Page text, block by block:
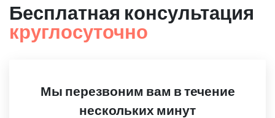
Бесплатная консультация
круглосуточно
Мы перезвоним вам в течение
нескольких минут